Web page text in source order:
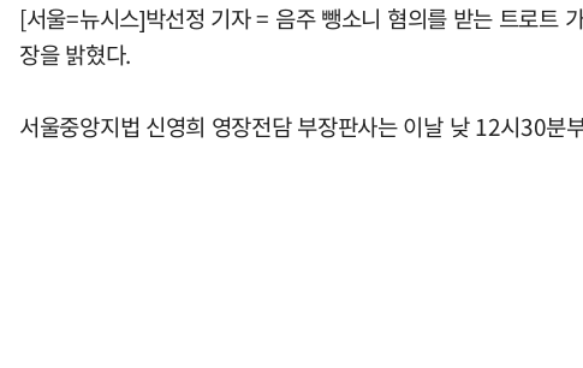
[서울=뉴시스]박선정 기자 = 음주 뺑소니 혐의를 받는 트로트
장을 밝혔다.
서울중앙지법 신영희 영장전담 부장판사는 이날 낮 12시30